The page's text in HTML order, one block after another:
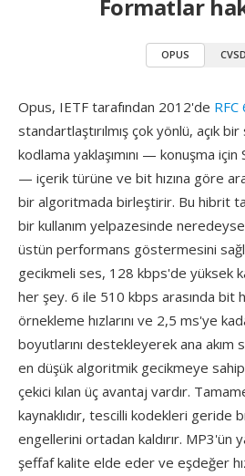
Formatlar
OPUS CVSD
Opus, IETF tarafından 2012'de
standartlaştırılmış çok yönlü, açık
kodlama yaklaşımını — konuşma
— içerik türüne ve bit hızına göre
bir algoritmada birleştirir. Bu hibrit
bir kullanım yelpazesinde
üstün performans göstermesini
gecikmeli ses, 128 kbps'de yüksek
her şey. 6 ile 510 kbps arasında bit
örnekleme hızlarını ve 2,5 ms'ye
boyutlarını destekleyerek ana akım
en düşük algoritmik gecikmeye
çekici kılan üç avantaj vardır.
kaynaklıdır, tescilli kodekleri geride
engellerini ortadan kaldırır. MP3'ün
şeffaf kalite elde eder ve eşdeğer